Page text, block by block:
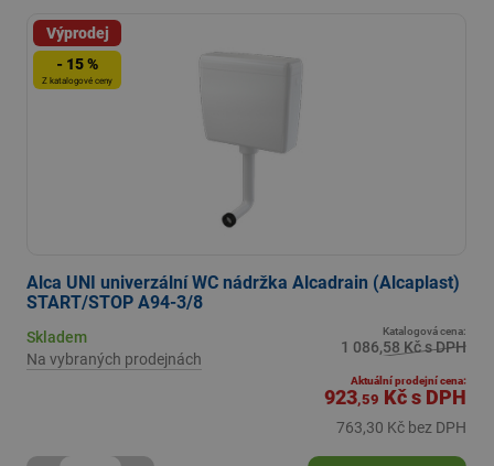
Výprodej
- 15 %
Z katalogové ceny
Alca UNI univerzální WC nádržka Alcadrain (Alcaplast)
START/STOP A94-3/8
Skladem
Na vybraných prodejnách
Katalogová cena:
1 086,58 Kč s DPH
Aktuální prodejní cena:
923,59 Kčs DPH
763,30 Kč bez DPH